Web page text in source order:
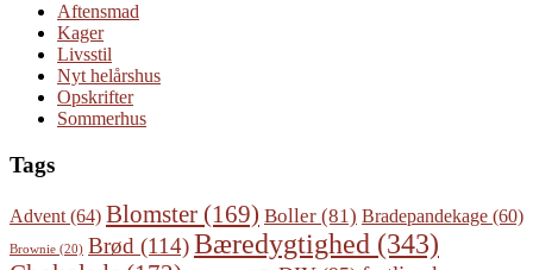
Aftensmad
Kager
Livsstil
Nyt helårshus
Opskrifter
Sommerhus
Tags
Advent (64) Blomster (169) Boller (81) Bradepandekage (60)
Brownie (20) Brød (114)Bæredygtighed (343)